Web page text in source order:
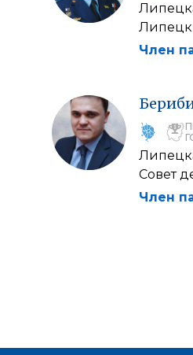
Член
Совет
Член